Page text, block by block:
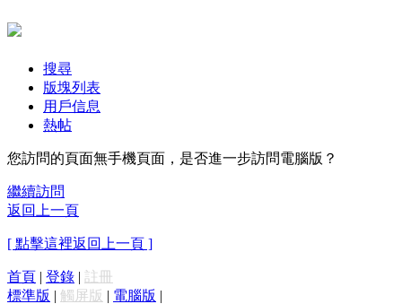
搜尋
版塊列表
用戶信息
熱帖
您訪問的頁面無手機頁面，是否進一步訪問電腦版？
繼續訪問
返回上一頁
[ 點擊這裡返回上一頁 ]
首頁 | 登錄 | 註冊
標準版 | 觸屏版 | 電腦版 |